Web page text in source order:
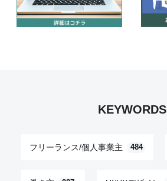
KEYWORDS
フリーランス/個人事業主 484